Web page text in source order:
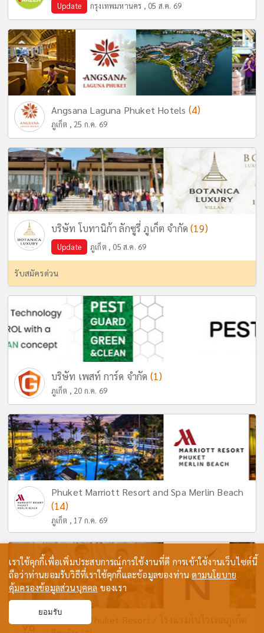
Update กรุงเทพมหานคร , 05 ส.ค. 69
Angsana Laguna Phuket Hotels (4)
ภูเก็ต , 25 ก.ค. 69
บริษัท โบทานิก้า ลักซูรี่ ภูเก็ต จำกัด(19)
Update ภูเก็ต , 05 ส.ค. 69
รับสมัครด่วน
บริษัท เพสท์ การ์ด จำกัด (1)
ภูเก็ต , 20 ก.ค. 69
Phuket Marriott Resort and Spa Merlin Beach
(14)
ภูเก็ต , 17 ก.ค. 69
Novotel Phuket Resort / โรงแรมโนโวเทลภูเก็ต
เราใช้คุกกี้เพื่อเพิ่มประสบการณ์การใช้งานที่ดี การเข้าใช้งานเว็บไซต์นี้
ถือว่าท่านยอมรับวิธีที่เราใช้คุกกี้และข้อมูลของท่านตามนโยบาย
คุ้มครองข้อมูลส่วนบุคคล ของเรา
ยอมรับ